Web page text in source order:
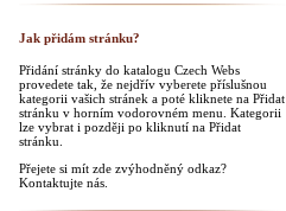
Jak přidám stránku?
Přidání stránky do katalogu Czech Webs
provedete tak, že nejdřív vyberete příslušnou
kategorii vašich stránek a poté kliknete na Přidat
stránku v horním vodorovném menu. Kategorii
lze vybrat i později po kliknutí na Přidat
stránku.
Přejete si mít zde zvýhodněný odkaz?
Kontaktujte nás.